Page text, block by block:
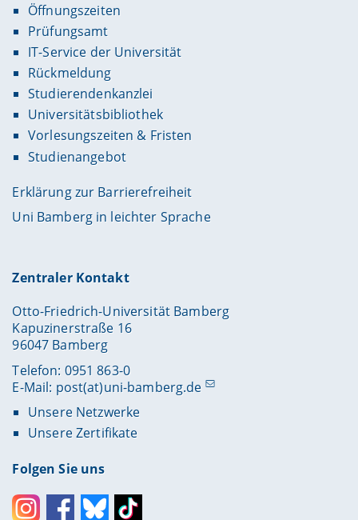
Öffnungszeiten
Prüfungsamt
IT-Service der Universität
Rückmeldung
Studierendenkanzlei
Universitätsbibliothek
Vorlesungszeiten & Fristen
Studienangebot
Erklärung zur Barrierefreiheit
Uni Bamberg in leichter Sprache
Zentraler Kontakt
Otto-Friedrich-Universität Bamberg
Kapuzinerstraße 16
96047 Bamberg
Telefon: 0951 863-0
E-Mail: post(at)uni-bamberg.de
Unsere Netzwerke
Unsere Zertifikate
Folgen Sie uns